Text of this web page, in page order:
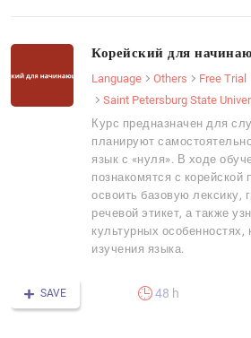
Корейский для
Language Others
Free Trial
Saint Petersburg State
Курс предназначен для
планируют
язык с «нуля». В ходе
познакомятся с
освоить базовую лексику,
речевой этикет, а также
культурных
изучения языка.
SAVE 48 h